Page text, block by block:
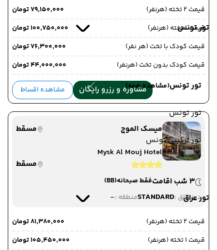
تور تونس
تور تونس(مشاهده همه)
تور تونس
تور ترکیبی تونس
تور عراق
قیمت 2 تخته (هرنفر)
۷۹٬۱۵۰٬۰۰۰ تومان
قیمت 1 تخته (هرنفر)
۱۰۰٬۷۵۰٬۰۰۰ تومان
قیمت کودک با تخت (هر نفر)
۷۶٬۳۰۰٬۰۰۰ تومان
قیمت کودک بدون تخت (هرنفر)
۴۴٬۰۰۰٬۰۰۰ تومان
مشاوره و رزرو رایگان مشاهده اقساط
میسک الموج
مسقط
Mysk Al Mouj Hotel
مسقط
3 شب اقامت
فقط صبحانه(BB)
دید اتاق :STANDARDمنطقه :-
قیمت 2 تخته (هرنفر)
۸۱٬۳۸۰٬۰۰۰ تومان
قیمت 1 تخته (هرنفر)
۱۰۵٬۴۵۰٬۰۰۰ تومان